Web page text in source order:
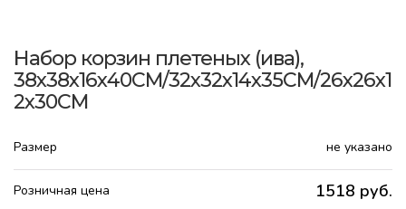
Набор корзин плетеных (ива),
38х38х16х40CM/32х32х14х35CM/26х26х1
2х30CM
Размер не указано
Розничная цена 1518 руб.